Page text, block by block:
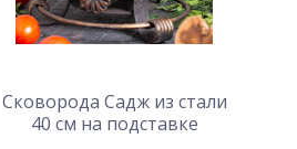
Сковорода Садж из стали
40 см на подставке